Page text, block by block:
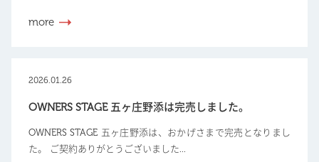
more
2026.01.26
OWNERS STAGE 五ヶ庄野添は完売しました。
OWNERS STAGE 五ヶ庄野添は、おかげさまで完売となりまし
た。 ご契約ありがとうございました...